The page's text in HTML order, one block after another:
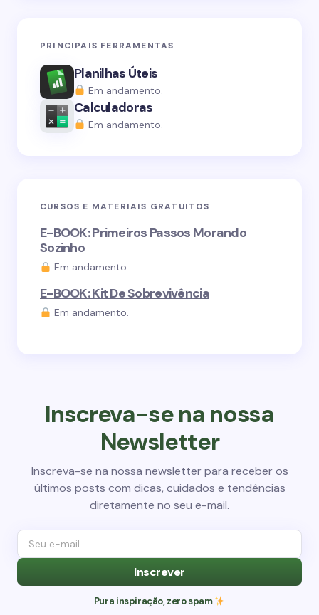
PRINCIPAIS FERRAMENTAS
Planilhas Úteis
Em andamento.
Calculadoras
Em andamento.
CURSOS E MATERIAIS GRATUITOS
E-BOOK: Primeiros Passos Morando
Sozinho
Em andamento.
E-BOOK: Kit De Sobrevivência
Em andamento.
Inscreva-se na nossa
Newsletter
Inscreva-se na nossa newsletter para receber os
últimos posts com dicas, cuidados e tendências
diretamente no seu e-mail.
Inscrever
Pura inspiração, zero spam